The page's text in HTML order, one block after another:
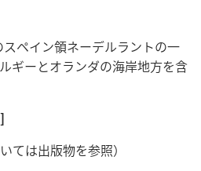
ペイン領ネーデルラントの一
ギーとオランダの海岸地方を含
ては出版物を参照）